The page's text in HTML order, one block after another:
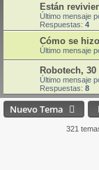
Están
Último mensaje
Respuestas: 4
Cómo se
Último mensaje
Robotech, 30
Último mensaje
Respuestas: 8
Nuevo Tema
321